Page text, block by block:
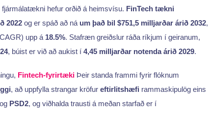
hefur orðið á heimsvísu. FinTech tækni
2022og er spáð að ná um það bil $751,5 milljarðar árið 2032,
upp á 18.5%. Stafræn greiðslur ráða ríkjum í geiranum,
, búist er við að aukist í 4,45 milljarðar notenda árið 2029.
Fintech-fyrirtækiÞeir standa frammi fyrir flóknum
, að uppfylla strangar kröfur eftirlitshæfi rammaskipulög eins
PSD2, og viðhalda trausti á meðan starfað er í